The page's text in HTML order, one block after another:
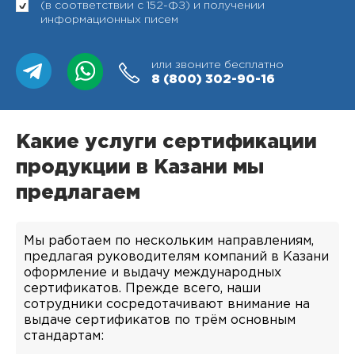
(в соответствии с 152-ФЗ) и получении
информационных писем
или звоните бесплатно
8 (800) 302-90-16
Какие услуги сертификации
продукции в Казани мы
предлагаем
Мы работаем по нескольким направлениям,
предлагая руководителям компаний в Казани
оформление и выдачу международных
сертификатов. Прежде всего, наши
сотрудники сосредотачивают внимание на
выдаче сертификатов по трём основным
стандартам: